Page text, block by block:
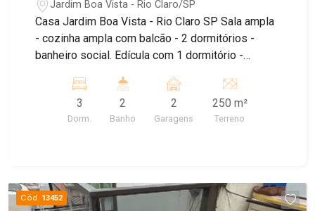
Jardim Boa Vista - Rio Claro/SP
Casa Jardim Boa Vista - Rio Claro SP Sala ampla
- cozinha ampla com balcão - 2 dormitórios -
banheiro social. Edícula com 1 dormitório -
3
Dorm.
2
Banho
2
Garagens
250 m²
Terreno
Cód. 13452